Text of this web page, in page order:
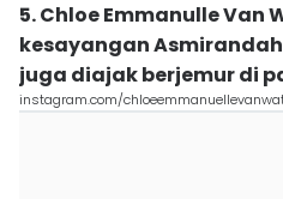
5. Chloe Emmanulle Van
kesayangan
juga diajak berjemur di
instagram.com/